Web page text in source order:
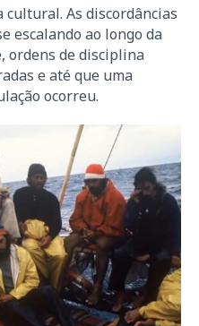
As discordâncias
escalando ao longo da
ordens de disciplina
e até que uma
ocorreu.